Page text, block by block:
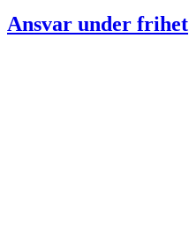
Ansvar under frihet